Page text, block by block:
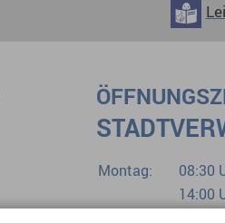
Montag:
08:30
14:00